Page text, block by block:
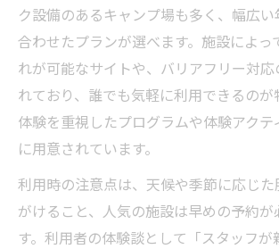
ク設備のあるキャンプ場も多く、幅広
合わせたプランが選べます。施設によっ
れが可能なサイトや、バリアフリー対
れており、誰でも気軽に利用できるのが
体験を重視したプログラムや体験アクテ
に用意されています。
利用時の注意点は、天候や季節に応じ
がけること、人気の施設は早めの予約が
す。利用者の体験談として「スタッフが